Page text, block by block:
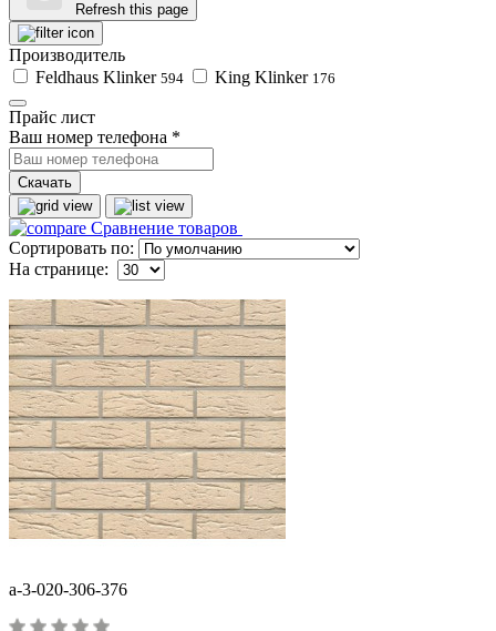
Refresh this page
Производитель
Feldhaus Klinker 594 King Klinker 176
Прайс лист
Ваш номер телефона *
Скачать
Сравнение товаров
Сортировать по:
На странице:
a-3-020-306-376